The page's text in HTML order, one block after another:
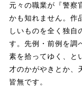
元々の職業が『警
かも知れません。作
しいものを全く独自
す。先例・前例を調
素を拾ってゆく、と
才のかがやきとか、
皆無です。